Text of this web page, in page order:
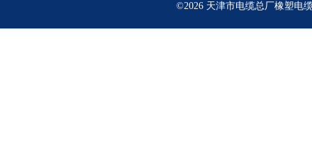
©2026 天津市电缆总厂橡塑电